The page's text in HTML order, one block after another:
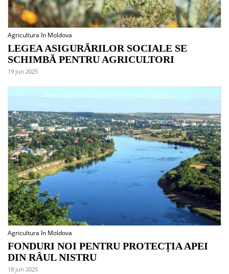
Agricultura în Moldova
LEGEA ASIGURĂRILOR SOCIALE SE
SCHIMBĂ PENTRU AGRICULTORI
19 jun 2025
Agricultura în Moldova
FONDURI NOI PENTRU PROTECȚIA APEI
DIN RÂUL NISTRU
18 jun 2025